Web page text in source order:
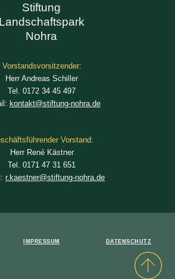
Stiftung
Landschaftspark
Nohra
Vorstandsvorsitzender:
Herr Andreas Schiller
Tel. 0172 34 45 497
kontakt@stiftung-nohra.de
Vorstand:
Herr René Kästner
Tel. 0171 47 31 651
r.kaestner@stiftung-nohra.de
IMPRESSUM DATENSCHUTZ